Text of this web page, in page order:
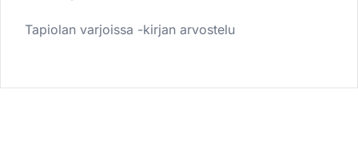
Tapiolan varjoissa -kirjan arvostelu